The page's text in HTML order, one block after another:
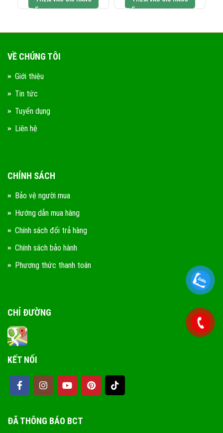
VỀ CHÚNG TÔI
Giới thiệu
Tin tức
Tuyển dụng
Liên hệ
CHÍNH SÁCH
Bảo vệ người mua
Hướng dẫn mua hàng
Chính sách đổi trả hàng
Chính sách bảo hành
Phương thức thanh toán
CHỈ ĐƯỜNG
KẾT NỐI
ĐÃ THÔNG BÁO BCT